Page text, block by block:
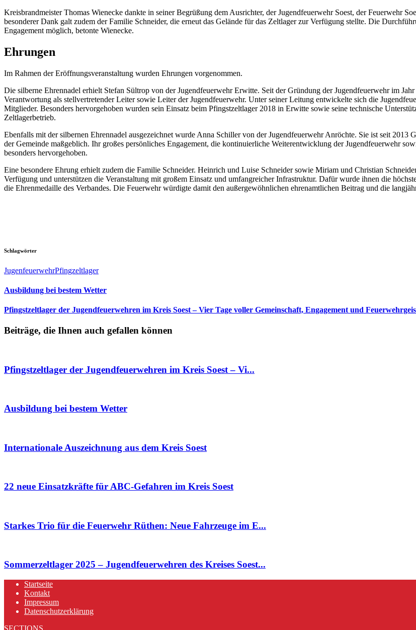
Kreisbrandmeister Thomas Wienecke dankte in seiner Begrüßung dem Ausrichter, der Jugendfeuerwehr Soest, der Feuerwehr
besonderer Dank galt zudem der Familie Schneider, die erneut das Gelände für das Zeltlager zur Verfügung stellte. Die
Engagement möglich, betonte Wienecke.
Ehrungen
Im Rahmen der Eröffnungsveranstaltung wurden Ehrungen vorgenommen.
Die silberne Ehrennadel erhielt Stefan Sültrop von der Jugendfeuerwehr Erwitte. Seit der Gründung der Jugendfeuerwehr im
Verantwortung als stellvertretender Leiter sowie Leiter der Jugendfeuerwehr. Unter seiner Leitung entwickelte sich die
Mitglieder. Besonders hervorgehoben wurden sein Einsatz beim Pfingstzeltlager 2018 in Erwitte sowie seine technische
Zeltlagerbetrieb.
Ebenfalls mit der silbernen Ehrennadel ausgezeichnet wurde Anna Schiller von der Jugendfeuerwehr Anröchte. Sie ist seit 2013
der Gemeinde maßgeblich. Ihr großes persönliches Engagement, die kontinuierliche Weiterentwicklung der Jugendfeuerwehr
besonders hervorgehoben.
Eine besondere Ehrung erhielt zudem die Familie Schneider. Heinrich und Luise Schneider sowie Miriam und Christian
Verfügung und unterstützen die Veranstaltung mit großem Einsatz und umfangreicher Infrastruktur. Dafür wurde ihnen die
die Ehrenmedaille des Verbandes. Die Feuerwehr würdigte damit den außergewöhnlichen ehrenamtlichen Beitrag und die
Schlagwörter
JugenfeuerwehrPfingzeltlager
Ausbildung bei bestem Wetter
Pfingstzeltlager der Jugendfeuerwehren im Kreis Soest – Vier Tage voller Gemeinschaft, Engagement und
Beiträge, die Ihnen auch gefallen können
Pfingstzeltlager der Jugendfeuerwehren im Kreis Soest – Vi...
Ausbildung bei bestem Wetter
Internationale Auszeichnung aus dem Kreis Soest
22 neue Einsatzkräfte für ABC-Gefahren im Kreis Soest
Starkes Trio für die Feuerwehr Rüthen: Neue Fahrzeuge im E...
Sommerzeltlager 2025 – Jugendfeuerwehren des Kreises Soest...
Startseite
Kontakt
Impressum
Datenschutzerklärung
SECTIONS